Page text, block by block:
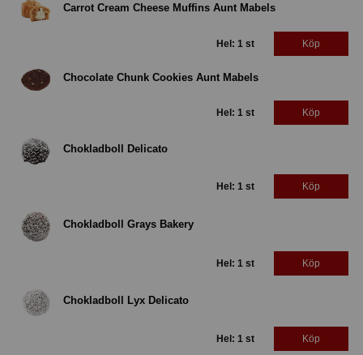
Carrot Cream Cheese Muffins Aunt Mabels
Hel: 1 st Köp
Chocolate Chunk Cookies Aunt Mabels
Hel: 1 st Köp
Chokladboll Delicato
Hel: 1 st Köp
Chokladboll Grays Bakery
Hel: 1 st Köp
Chokladboll Lyx Delicato
Hel: 1 st Köp